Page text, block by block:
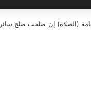
(الصلاة) إن صلحت صلح